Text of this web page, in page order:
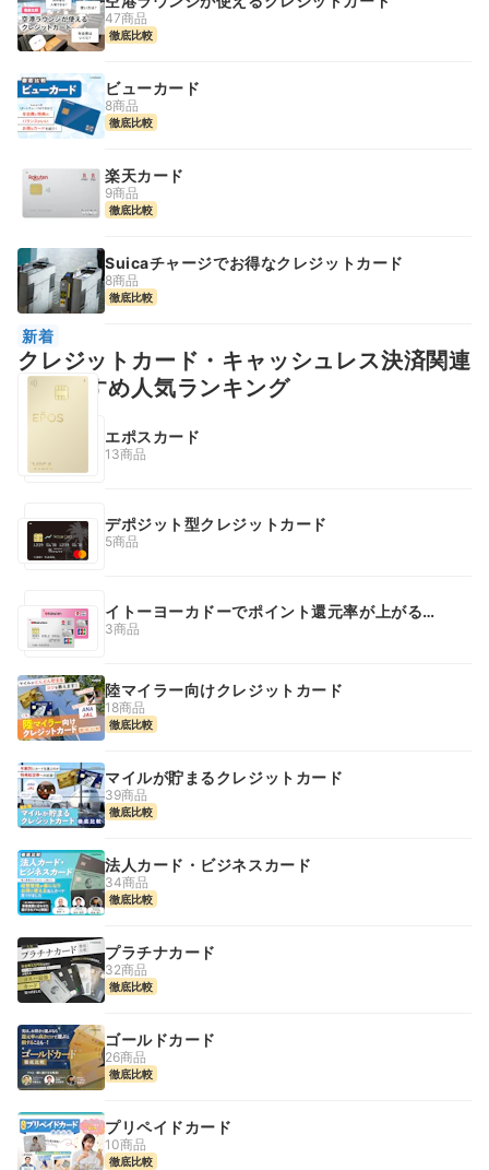
47商品
徹底比較
ビューカード
8商品
徹底比較
楽天カード
9商品
徹底比較
Suicaチャージでお得なクレジットカード
8商品
徹底比較
新着
クレジットカード・キャッシュレス決済関連
のおすすめ人気ランキング
エポスカード
13商品
デポジット型クレジットカード
5商品
イトーヨーカドーでポイント還元率が上がるク
レジットカード
3商品
陸マイラー向けクレジットカード
18商品
徹底比較
マイルが貯まるクレジットカード
39商品
徹底比較
法人カード・ビジネスカード
34商品
徹底比較
プラチナカード
32商品
徹底比較
ゴールドカード
26商品
徹底比較
プリペイドカード
10商品
徹底比較